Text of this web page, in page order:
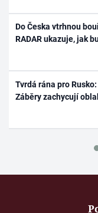
Do Česka vtrhnou
RADAR ukazuje, jak
Tvrdá rána pro
Záběry zachycují